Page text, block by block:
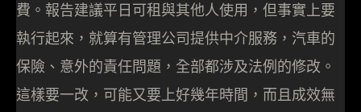
費。報告建議平日可租與其他人使用，但事實上要
執行起來，就算有管理公司提供中介服務，汽車的
保險、意外的責任問題，全部都涉及法例的修改。
這樣要一改，可能又要上好幾年時間，而且成效無